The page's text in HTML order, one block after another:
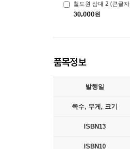
철도원 삼대 2 (큰글
30,000원
품목정보
발행일
쪽수, 무게, 크기
ISBN13
ISBN10